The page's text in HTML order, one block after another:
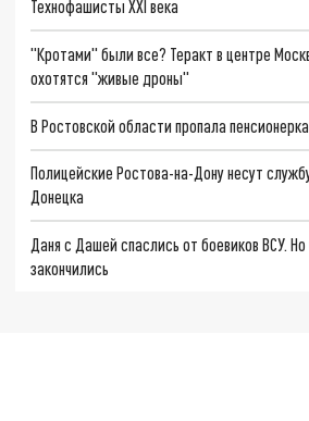
Технофашисты XXI века
"Кротами" были все? Теракт в центре
охотятся "живые дроны"
В Ростовской области пропала
Полицейские Ростова-на-Дону несут
Донецка
Даня с Дашей спаслись от боевиков ВСУ.
закончились